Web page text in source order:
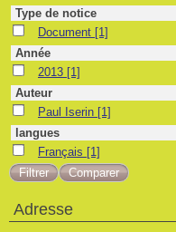
Type de notice
Document [1]
Année
2013 [1]
Auteur
Paul Iserin [1]
langues
Français [1]
Adresse